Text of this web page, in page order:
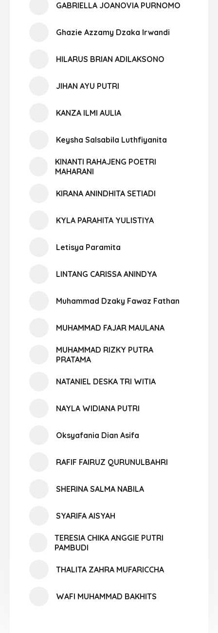
GABRIELLA JOANOVIA PURNOMO
Ghazie Azzamy Dzaka Irwandi
HILARUS BRIAN ADILAKSONO
JIHAN AYU PUTRI
KANZA ILMI AULIA
Keysha Salsabila Luthfiyanita
KINANTI RAHAJENG POETRI
MAHARANI
KIRANA ANINDHITA SETIADI
KYLA PARAHITA YULISTIYA
Letisya Paramita
LINTANG CARISSA ANINDYA
Muhammad Dzaky Fawaz Fathan
MUHAMMAD FAJAR MAULANA
MUHAMMAD RIZKY PUTRA
PRATAMA
NATANIEL DESKA TRI WITIA
NAYLA WIDIANA PUTRI
Oksyafania Dian Asifa
RAFIF FAIRUZ QURUNULBAHRI
SHERINA SALMA NABILA
SYARIFA AISYAH
TERESIA CHIKA ANGGIE PUTRI
PAMBUDI
THALITA ZAHRA MUFARICCHA
WAFI MUHAMMAD BAKHITS